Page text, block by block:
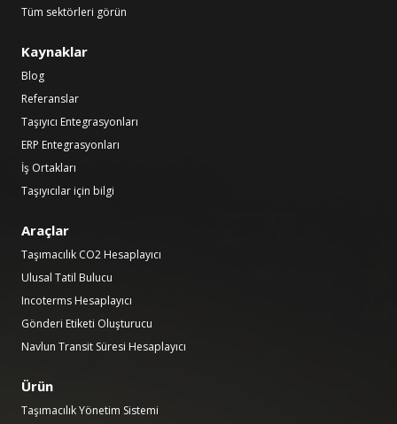
Tüm sektörleri görün
Kaynaklar
Blog
Referanslar
Taşıyıcı Entegrasyonları
ERP Entegrasyonları
İş Ortakları
Taşıyıcılar için bilgi
Araçlar
Taşımacılık CO2 Hesaplayıcı
Ulusal Tatil Bulucu
Incoterms Hesaplayıcı
Gönderi Etiketi Oluşturucu
Navlun Transit Süresi Hesaplayıcı
Ürün
Taşımacılık Yönetim Sistemi